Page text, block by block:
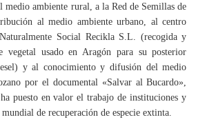
ambiente rural, a la Red de Semillas de
al medio ambiente urbano, al centro
Social Recikla S.L. (recogida y
vegetal usado en Aragón para su posterior
y al conocimiento y difusión del medio
por el documental «Salvar al Bucardo»,
puesto en valor el trabajo de instituciones y
de recuperación de especie extinta.